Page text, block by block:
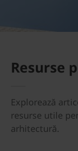
Resurse
Explorează
resurse utile
arhitectură.